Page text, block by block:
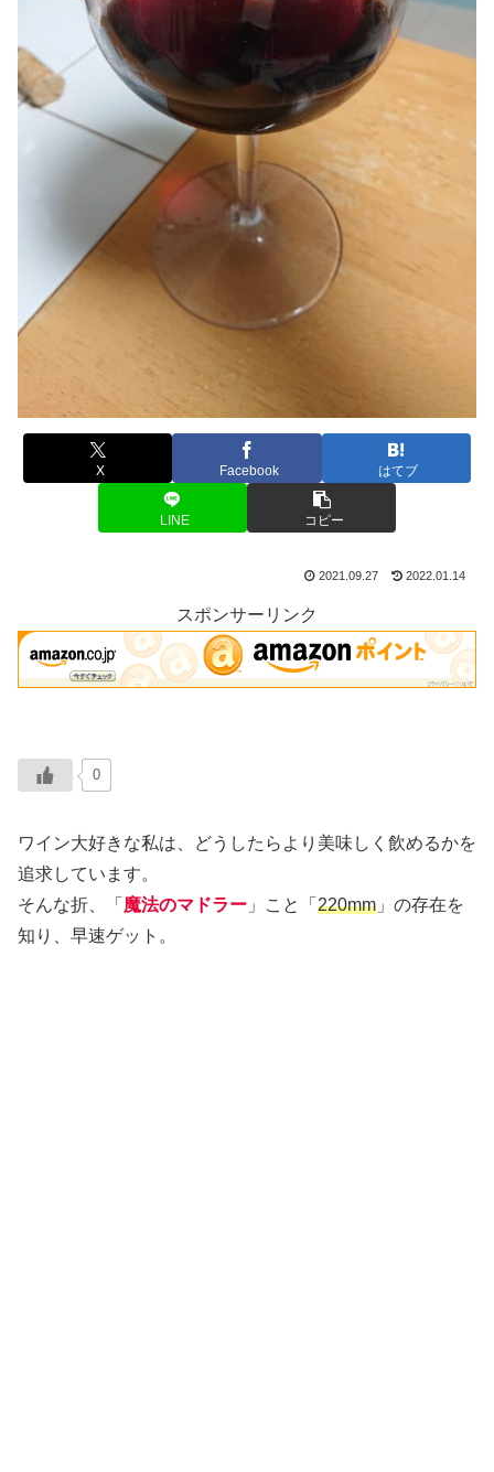
X Facebook はてブ
LINE コピー
2021.09.27 2022.01.14
スポンサーリンク
0
ワイン大好きな私は、どうしたらより美味しく飲めるかを
追求しています。
そんな折、「 魔法のマドラー 」こと「 220mm 」の存在を
知り、早速ゲット。